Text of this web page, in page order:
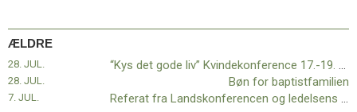
fem
indlæg:
“Kys
det
ÆLDRE
28. JUL. “Kys det gode liv” Kvindekonference 17.-19. september 2021 i Sæby
28. JUL. Bøn for baptistfamilien
7. JUL. Referat fra Landskonferencen og ledelsens mødeplan